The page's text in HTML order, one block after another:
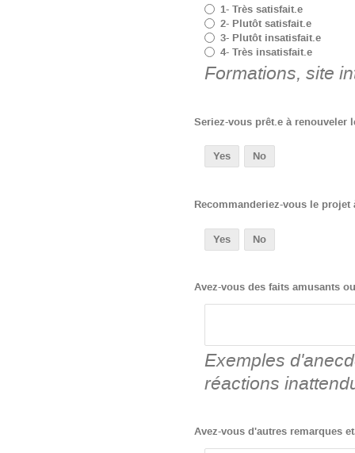
1- Très satisfait.e
2- Plutôt satisfait.e
3- Plutôt insatisfait.e
4- Très insatisfait.e
Formations, site
Seriez-vous prêt.e à renouveler
Yes No
Recommanderiez-vous le
Yes No
Avez-vous des faits amusants
Exemples
réactions
Avez-vous d'autres remarques